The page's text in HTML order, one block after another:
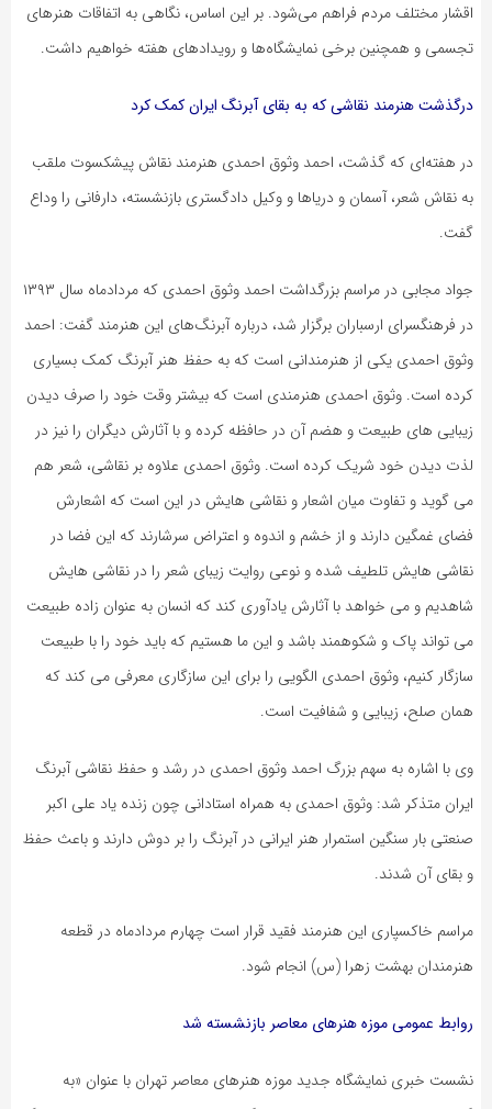
اقشار مختلف مردم فراهم می‌شود. بر این اساس، نگاهی به اتفاقات هنرهای
تجسمی و همچنین برخی نمایشگاه‌ها و رویدادهای هفته خواهیم داشت.
درگذشت هنرمند نقاشی که به بقای آبرنگ ایران کمک کرد
در هفته‌ای که گذشت، احمد وثوق احمدی هنرمند نقاش پیشکسوت ملقب
به نقاش شعر، آسمان و دریاها و وکیل دادگستری بازنشسته، دارفانی را وداع
گفت.
جواد مجابی در مراسم بزرگداشت احمد وثوق احمدی که مردادماه سال ۱۳۹۳
در فرهنگسرای ارسباران برگزار شد، درباره آبرنگ‌های این هنرمند گفت: احمد
وثوق احمدی یکی از هنرمندانی است که به حفظ هنر آبرنگ کمک بسیاری
کرده است. وثوق احمدی هنرمندی است که بیشتر وقت خود را صرف دیدن
زیبایی های طبیعت و هضم آن در حافظه کرده و با آثارش دیگران را نیز در
لذت دیدن خود شریک کرده است. وثوق احمدی علاوه بر نقاشی، شعر هم
می گوید و تفاوت میان اشعار و نقاشی هایش در این است که اشعارش
فضای غمگین دارند و از خشم و اندوه و اعتراض سرشارند که این فضا در
نقاشی هایش تلطیف شده و نوعی روایت زیبای شعر را در نقاشی هایش
شاهدیم و می خواهد با آثارش یادآوری کند که انسان به عنوان زاده طبیعت
می تواند پاک و شکوهمند باشد و این ما هستیم که باید خود را با طبیعت
سازگار کنیم، وثوق احمدی الگویی را برای این سازگاری معرفی می کند که
همان صلح، زیبایی و شفافیت است.
وی با اشاره به سهم بزرگ احمد وثوق احمدی در رشد و حفظ نقاشی آبرنگ
ایران متذکر شد: وثوق احمدی به همراه استادانی چون زنده یاد علی اکبر
صنعتی بار سنگین استمرار هنر ایرانی در آبرنگ را بر دوش دارند و باعث حفظ
و بقای آن شدند.
مراسم خاکسپاری این هنرمند فقید قرار است چهارم مردادماه در قطعه
هنرمندان بهشت زهرا (س) انجام شود.
روابط عمومی موزه هنرهای معاصر بازنشسته شد
نشست خبری نمایشگاه جدید موزه هنرهای معاصر تهران با عنوان «به